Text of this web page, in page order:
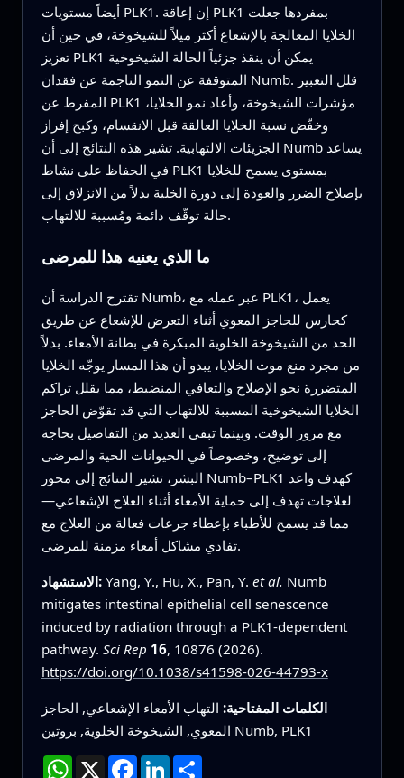
أيضاً مستويات PLK1. إن إعاقة PLK1 بمفردها جعلت
الخلايا المعالجة بالإشعاع أكثر ميلاً للشيخوخة، في حين أن
تعزيز PLK1 يمكن أن ينقذ جزئياً الحالة الشيخوخية
المتوقفة عن النمو الناجمة عن فقدان Numb. قلل التعبير
المفرط عن PLK1 مؤشرات الشيخوخة، وأعاد نمو الخلايا،
وخفّض نسبة الخلايا العالقة قبل الانقسام، وكبح إفراز
الجزيئات الالتهابية. تشير هذه النتائج إلى أن Numb يساعد
في الحفاظ على نشاط PLK1 بمستوى يسمح للخلايا
بإصلاح الضرر والعودة إلى دورة الخلية بدلاً من الانزلاق إلى
حالة توقّف دائمة ومُسببة للالتهاب.
ما الذي يعنيه هذا للمرضى
تقترح الدراسة أن Numb، عبر عمله مع PLK1، يعمل
كحارس للحاجز المعوي أثناء التعرض للإشعاع عن طريق
الحد من الشيخوخة الخلوية المبكرة في بطانة الأمعاء. بدلاً
من مجرد منع موت الخلايا، يبدو أن هذا المسار يوجّه الخلايا
المتضررة نحو الإصلاح والتعافي المنضبط، مما يقلل تراكم
الخلايا الشيخوخية المسببة للالتهاب التي قد تقوّض الحاجز
مع مرور الوقت. وبينما تبقى العديد من التفاصيل بحاجة
إلى توضيح، وخصوصاً في الحيوانات الحية والمرضى
البشر، تشير النتائج إلى محور Numb–PLK1 كهدف واعد
لعلاجات تهدف إلى حماية الأمعاء أثناء العلاج الإشعاعي—
مما قد يسمح للأطباء بإعطاء جرعات فعالة من العلاج مع
تفادي مشاكل أمعاء مزمنة للمرضى.
الاستشهاد: Yang, Y., Hu, X., Pan, Y. et al. Numb
mitigates intestinal epithelial cell senescence
induced by radiation through a PLK1-dependent
pathway. Sci Rep 16, 10876 (2026).
https://doi.org/10.1038/s41598-026-44793-x
الكلمات المفتاحية: التهاب الأمعاء الإشعاعي, الحاجز
المعوي, الشيخوخة الخلوية, بروتين Numb, PLK1
WhatsApp
X Facebook
LinkedIn
انشر